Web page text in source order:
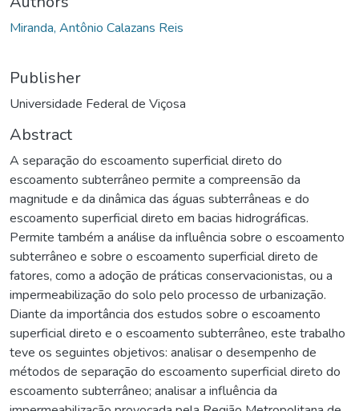
Miranda, Antônio Calazans Reis
Publisher
Universidade Federal de Viçosa
Abstract
A separação do escoamento superficial direto do
escoamento subterrâneo permite a compreensão da
magnitude e da dinâmica das águas subterrâneas e do
escoamento superficial direto em bacias hidrográficas.
Permite também a análise da influência sobre o escoamento
subterrâneo e sobre o escoamento superficial direto de
fatores, como a adoção de práticas conservacionistas, ou a
impermeabilização do solo pelo processo de urbanização.
Diante da importância dos estudos sobre o escoamento
superficial direto e o escoamento subterrâneo, este trabalho
teve os seguintes objetivos: analisar o desempenho de
métodos de separação do escoamento superficial direto do
escoamento subterrâneo; analisar a influência da